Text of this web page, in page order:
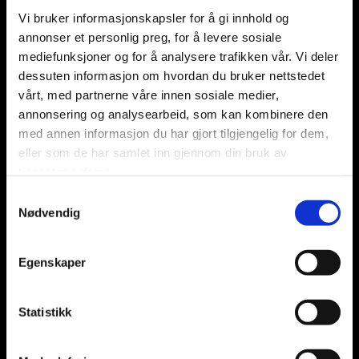
Vi bruker informasjonskapsler for å gi innhold og
annonser et personlig preg, for å levere sosiale
mediefunksjoner og for å analysere trafikken vår. Vi deler
dessuten informasjon om hvordan du bruker nettstedet
vårt, med partnerne våre innen sosiale medier,
annonsering og analysearbeid, som kan kombinere den
med annen informasjon du har gjort tilgjengelig for dem,
eller som de har samlet inn gjennom din bruk av
Nødvendig
Egenskaper
Statistikk